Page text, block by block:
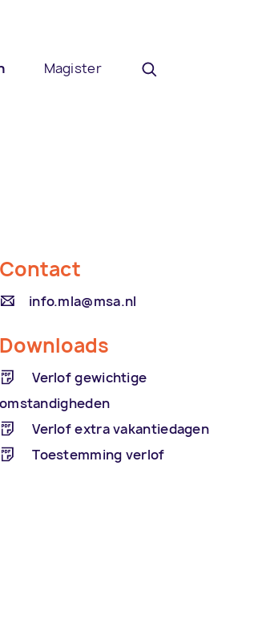
Magister
Contact
info.mla@msa.nl
Downloads
Verlof gewichtige
omstandigheden
Verlof extra vakantiedagen
Toestemming verlof